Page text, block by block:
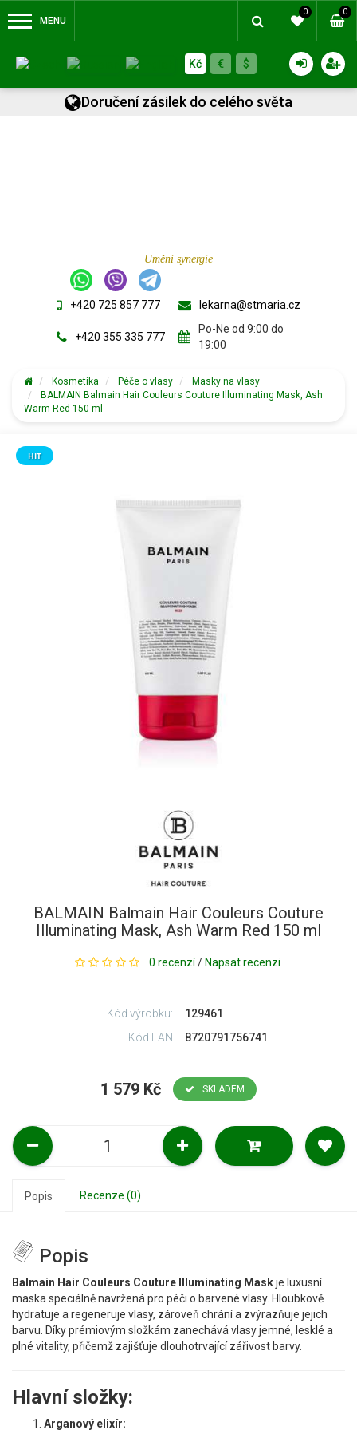
MENU
0 0
Kč € $
Doručení zásilek do celého světa
Umění synergie
+420 725 857 777
+420 355 335 777
lekarna@stmaria.cz
Po-Ne od 9:00 do
19:00
Kosmetika Péče o vlasy
Masky na vlasy
BALMAIN Balmain Hair Couleurs Couture Illuminating Mask, Ash
Warm Red 150 ml
HIT
BALMAIN Balmain Hair Couleurs Couture
Illuminating Mask, Ash Warm Red 150 ml
0 recenzí / Napsat recenzi
Kód výrobku:
129461
Kód EAN
8720791756741
1 579 Kč SKLADEM
Popis Recenze (0)
Popis
Balmain Hair Couleurs Couture Illuminating Maskje luxusní
maska speciálně navržená pro péči o barvené vlasy. Hloubkově
hydratuje a regeneruje vlasy, zároveň chrání a zvýrazňuje jejich
barvu. Díky prémiovým složkám zanechává vlasy jemné, lesklé a
plné vitality, přičemž zajišťuje dlouhotrvající zářivost barvy.
Hlavní složky:
Arganový elixír: